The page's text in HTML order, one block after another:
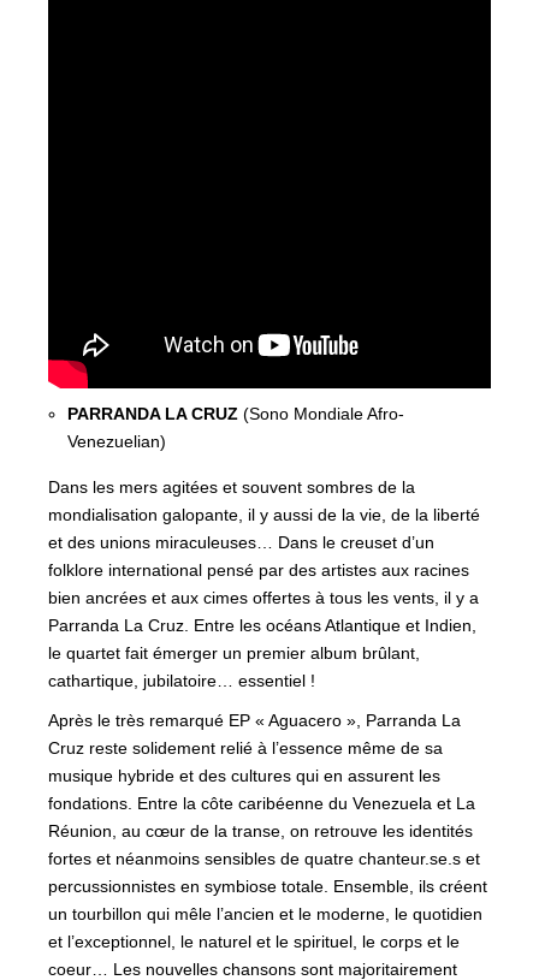
PARRANDA LA CRUZ (Sono Mondiale Afro-
Venezuelian)
Dans les mers agitées et souvent sombres de la
mondialisation galopante, il y aussi de la vie, de la liberté
et des unions miraculeuses… Dans le creuset d’un
folklore international pensé par des artistes aux racines
bien ancrées et aux cimes offertes à tous les vents, il y a
Parranda La Cruz. Entre les océans Atlantique et Indien,
le quartet fait émerger un premier album brûlant,
cathartique, jubilatoire… essentiel !
Après le très remarqué EP « Aguacero », Parranda La
Cruz reste solidement relié à l’essence même de sa
musique hybride et des cultures qui en assurent les
fondations. Entre la côte caribéenne du Venezuela et La
Réunion, au cœur de la transe, on retrouve les identités
fortes et néanmoins sensibles de quatre chanteur.se.s et
percussionnistes en symbiose totale. Ensemble, ils créent
un tourbillon qui mêle l’ancien et le moderne, le quotidien
et l’exceptionnel, le naturel et le spirituel, le corps et le
coeur… Les nouvelles chansons sont majoritairement